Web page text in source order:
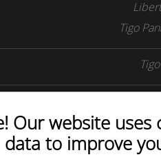
Our website uses
data to improve
Tigo
Tigo
Tigo